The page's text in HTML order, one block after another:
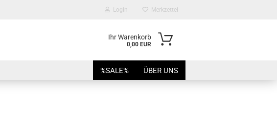
Login Merkzettel
Ihr Warenkorb
0,00 EUR
%SALE% ÜBER UNS